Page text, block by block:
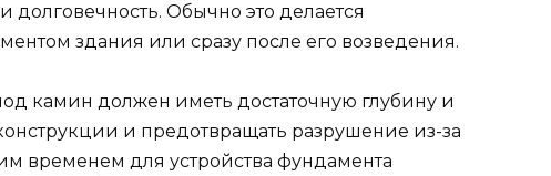
долговечность. Обычно это делается
здания или сразу после его возведения.
камин должен иметь достаточную глубину и
и предотвращать разрушение из-за
временем для устройства фундамента